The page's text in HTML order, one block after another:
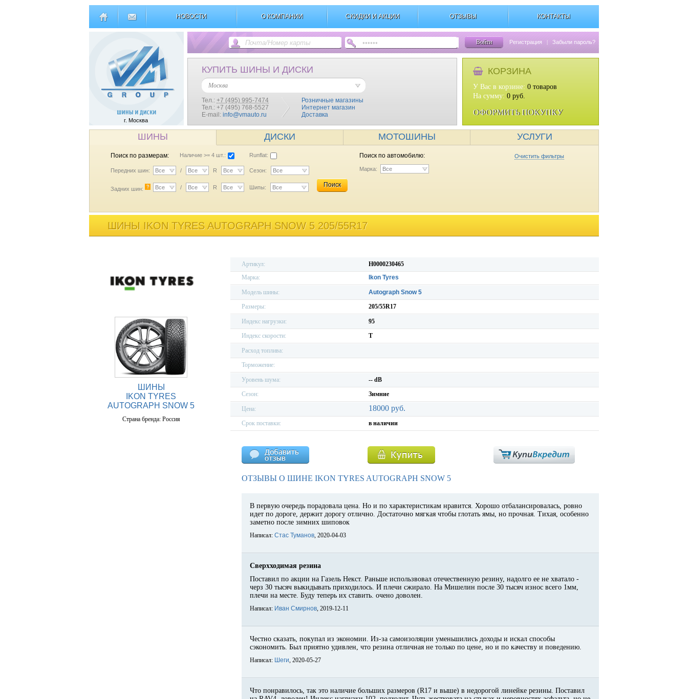
НОВОСТИ О КОМПАНИИ СКИДКИ И АКЦИИ ОТЗЫВЫ КОНТАКТЫ
г. Москва
Войти Регистрация | Забыли пароль?
КУПИТЬ ШИНЫ И ДИСКИ
Москва
Тел.: +7 (495) 995-7474
Тел.: +7 (495) 768-5527
E-mail: info@vmauto.ru
Розничные магазины
Интернет магазин
Доставка
КОРЗИНА
У Вас в корзине: 0 товаров
На сумму: 0 руб.
ОФОРМИТЬ ПОКУПКУ
ШИНЫ ДИСКИ МОТОШИНЫ УСЛУГИ
Поиск по размерам: Наличие >= 4 шт.: Runflat:
Передних шин: Все / Все R Все Сезон: Все
Задних шин: ? Все / Все R Все Шипы: Все Поиск
Поиск по автомобилю: Очистить фильтры
Марка: Все
ШИНЫ IKON TYRES AUTOGRAPH SNOW 5 205/55R17
ШИНЫ
IKON TYRES
AUTOGRAPH SNOW 5
Страна бренда: Россия
Артикул:
H0000230465
Марка:
Ikon Tyres
Модель шины:
Autograph Snow 5
Размеры:
205/55R17
Индекс нагрузки:
95
Индекс скорости:
T
Расход топлива:
Торможение:
Уровень шума:
-- dB
Сезон:
Зимние
Цена: 18000 руб.
Срок поставки: в наличии
ОТЗЫВЫ О ШИНЕ IKON TYRES AUTOGRAPH SNOW 5
В первую очередь порадовала цена. Но и по характеристикам нравится. Хорошо отбалансировалась, ровно
идет по дороге, держит дорогу отлично. Достаточно мягкая чтобы глотать ямы, но прочная. Тихая, особенно
заметно после зимних шиповок
Написал: Стас Туманов, 2020-04-03
Сверхходимая резина
Поставил по акции на Газель Некст. Раньше использвовал отечественную резину, надолго ее не хватало -
черз 30 тысяч выкидывать приходилось. И плечи сжирало. На Мишелин после 30 тысяч износ всего 1мм,
плечи на месте. Буду теперь их ставить. очено доволен.
Написал: Иван Смирнов, 2019-12-11
Честно сказать, покупал из экономии. Из-за самоизоляции уменьшились доходы и искал способы
сэкономить. Был приятно удивлен, что резина отличная не только по цене, но и по качеству и поведению.
Написал: Шеги, 2020-05-27
Что понравилось, так это наличие больших размеров (R17 и выше) в недорогой линейке резины. Поставил